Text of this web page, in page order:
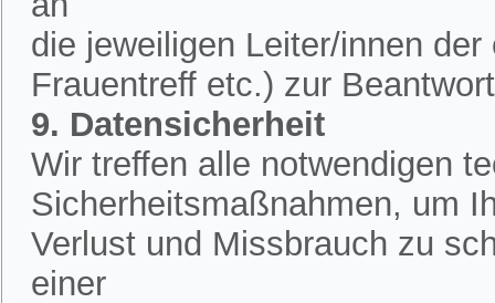
die jeweiligen Leiter/innen
Frauentreff etc.) zur
9. Datensicherheit
Wir treffen alle notwendigen
Sicherheitsmaßnahmen, um
Verlust und Missbrauch zu
einer